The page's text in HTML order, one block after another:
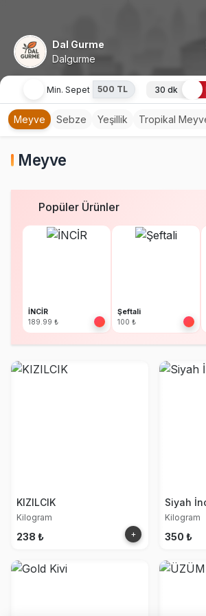
Dal Gurme
Dalgurme
Min. Sepet 500 TL 30 dk
Meyve Sebze Yeşillik Tropikal
Meyve
Popüler Ürünler
İNCİR
189.99 ₺
Şeftali
100 ₺
KIZILCIK
Kilogram
238 ₺ +
Siyah
Kilogram
350 ₺